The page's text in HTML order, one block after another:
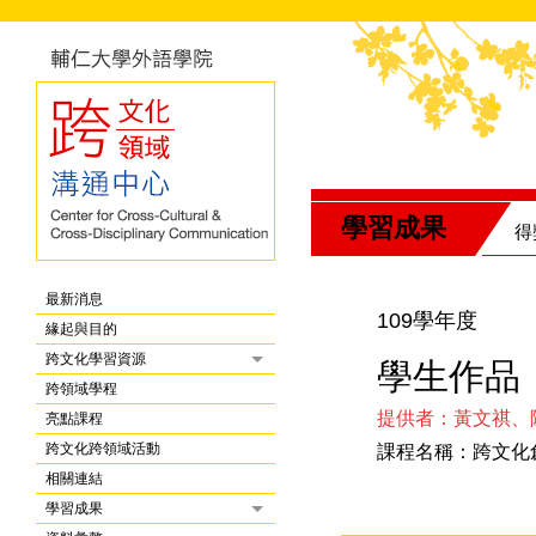
最新消息
緣起與目的
跨文化學習資源
跨領域學程
亮點課程
跨文化跨領域活動
相關連結
學習成果
學習成果 得
109學年度
學生作品
提供者：黃文祺
課程名稱：跨文